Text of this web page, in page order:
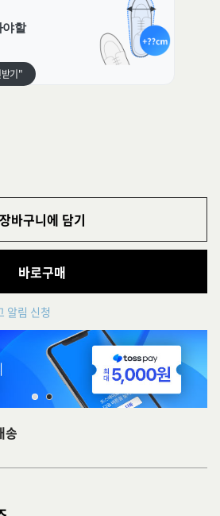
야할
기"
장바구니에 담기
바로구매
알림 신청
송